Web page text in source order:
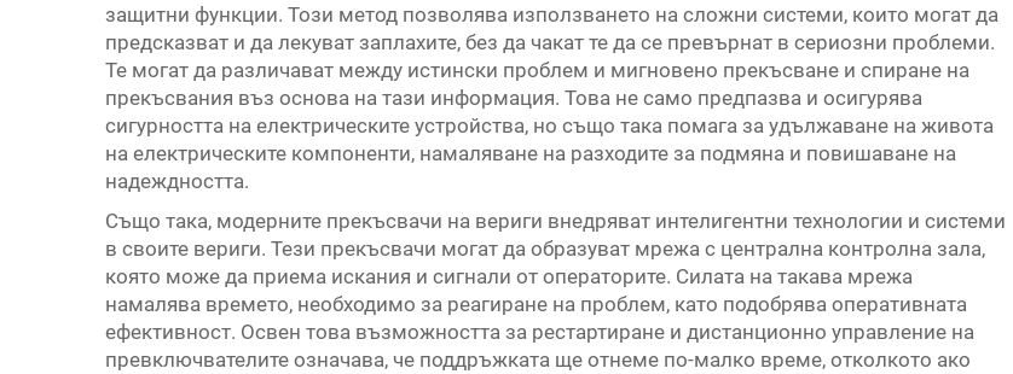
защитни функции. Този метод позволява използването на сложни системи, които могат да
предсказват и да лекуват заплахите, без да чакат те да се превърнат в сериозни проблеми.
Те могат да различават между истински проблем и мигновено прекъсване и спиране на
прекъсвания въз основа на тази информация. Това не само предпазва и осигурява
сигурността на електрическите устройства, но също така помага за удължаване на живота
на електрическите компоненти, намаляване на разходите за подмяна и повишаване на
надеждността.
Също така, модерните прекъсвачи на вериги внедряват интелигентни технологии и системи
в своите вериги. Тези прекъсвачи могат да образуват мрежа с централна контролна зала,
която може да приема искания и сигнали от операторите. Силата на такава мрежа
намалява времето, необходимо за реагиране на проблем, като подобрява оперативната
ефективност. Освен това възможността за рестартиране и дистанционно управление на
превключвателите означава, че поддръжката ще отнеме по-малко време, отколкото ако